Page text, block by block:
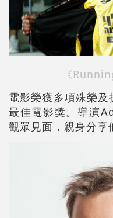
《
電影榮獲多項殊榮
最佳電影獎。導演
觀眾見面，親身分享